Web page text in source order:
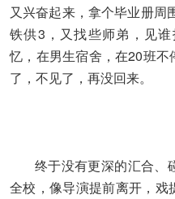
又兴奋起来，拿个毕业册周
铁供3，又找些师弟，见
忆，在男生宿舍，在20班
了，不见了，再没回来。
终于没有更深的汇合、碰
全校，像导演提前离开，戏